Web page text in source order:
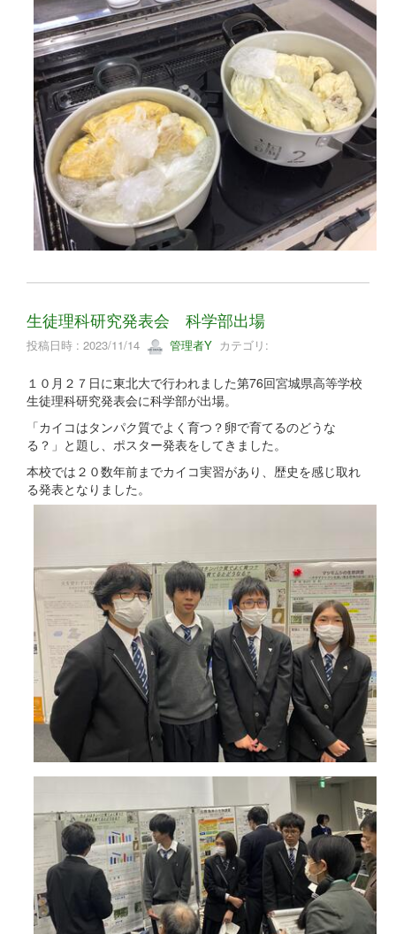
生徒理科研究発表会 科学部出場
投稿日時 : 2023/11/14 管理者Y カテゴリ:
１０月２７日に東北大で行われました第76回宮城県高等学校
生徒理科研究発表会に科学部が出場。
「カイコはタンパク質でよく育つ？卵で育てるのどうな
る？」と題し、ポスター発表をしてきました。
本校では２０数年前までカイコ実習があり、歴史を感じ取れ
る発表と なりました。